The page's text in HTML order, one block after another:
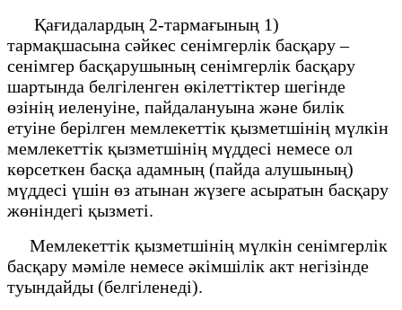
Қағидалардың 2-тармағының 1)
тармақшасына сәйкес сенімгерлік басқару –
сенімгер басқарушының сенімгерлік басқару
шартында белгіленген өкілеттіктер шегінде
өзінің иеленуіне, пайдалануына және билік
етуіне берілген мемлекеттік қызметшінің мүлкін
мемлекеттік қызметшінің мүддесі немесе ол
көрсеткен басқа адамның (пайда алушының)
мүддесі үшін өз атынан жүзеге асыратын басқару
жөніндегі қызметі.
Мемлекеттiк қызметшiнiң мүлкiн сенімгерлік
басқару мәмiле немесе әкiмшiлiк акт негiзiнде
туындайды (белгіленеді).